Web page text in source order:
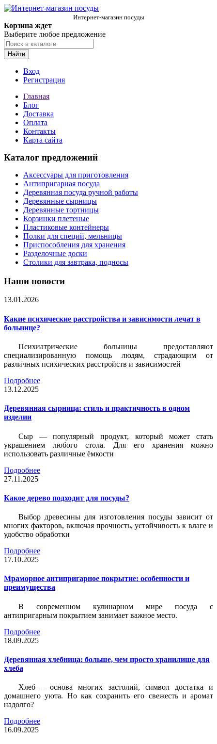
Интернет-магазин посуды
Корзина ждет
Выберите любое предложение
Найти
Вход
Регистрация
Главная
Блог
Доставка
Оплата
Контакты
Карта сайта
Каталог предложений
Аксессуары для приготовления
Антипригарная посуда
Деревянная посуда ручной работы
Деревянные сырницы
Деревянные тортницы
Корзинки плетеные
Пластиковые контейнеры
Полки для специй, мельницы
Приспособления для хранения
Разделочные доски
Столики для завтрака, подносы
Наши новости
13.01.2026
Какие психические расстройства и зависимости лечат в
больнице?
Психиатрические больницы предоставляют
специализированную помощь людям, страдающим от
различных психических расстройств и зависимостей
Подробнее
13.12.2025
Деревянная сырница: стиль и практичность в одном
изделии
Сыр — популярный продукт, который может стать
украшением любого стола. Для его хранения можно
использовать различные ёмкости
Подробнее
27.11.2025
Какое дерево подходит для посуды?
Выбор древесины для изготовления посуды зависит от
многих факторов, включая прочность, устойчивость к влаге и
удобство обработки
Подробнее
17.10.2025
Мраморное антипригарное покрытие: особенности и
преимущества
В современном кулинарном мире посуда с
антипригарным покрытием занимает важное место.
Подробнее
18.09.2025
Деревянная хлебница: больше, чем просто хранилище для
хлеба
Хлеб – основа многих застолий, символ достатка и
домашнего уюта. Но как сохранить его свежесть и аромат
надолго?
Подробнее
16.09.2025